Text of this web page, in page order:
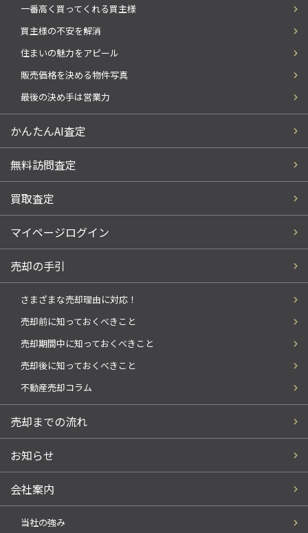
一番高く買ってくれる買主様
買主様の不安を解消
住まいの魅力をアピール
販売価格を決める物件写真
最後の決め手は営業力
かんたんAI査定
無料訪問査定
買取査定
マイページログイン
売却の手引
さまざまな売却理由に対応！
売却前に知っておくべきこと
売却期間中に知っておくべきこと
売却後に知っておくべきこと
不動産売却コラム
売却までの流れ
お知らせ
会社案内
当社の強み